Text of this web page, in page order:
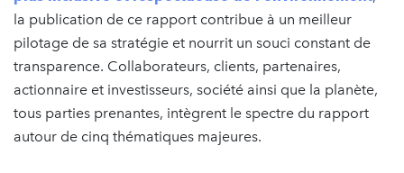
la publication de ce rapport contribue à un meilleur
pilotage de sa stratégie et nourrit un souci constant de
transparence. Collaborateurs, clients, partenaires,
actionnaire et investisseurs, société ainsi que la planète,
tous parties prenantes, intègrent le spectre du rapport
autour de cinq thématiques majeures.